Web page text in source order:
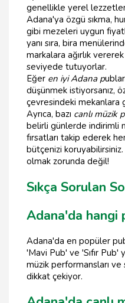
genellikle yerel
Adana'ya özgü sıkma,
gibi mezeleri uygun
yanı sıra, bira
markalara ağırlık
seviyede tutuyorlar.
Eğer en iyi Adana p
düşünmek istiyorsanız,
çevresindeki mekanlara
Ayrıca, bazı canlı müzik
belirli günlerde indirimli
fırsatları takip ederek
bütçenizi
olmak zorunda değil!
Sıkça Sorulan
Adana'da hangi
Adana'da en popüler
'Mavi Pub' ve 'Sıfır Pub'
müzik performansları
dikkat çekiyor.